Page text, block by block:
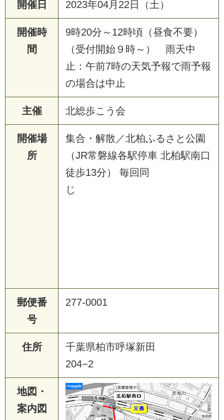
開催日 2023年04月22日（土）
開催時
間
9時20分～12時頃（昼食不要）
（受付開始９時～） 雨天中
止：午前7時の天気予報で雨予報
の場合は中止
主催 北総歩こう会
開催場
所
集合・解散／北柏ふるさと公園
（JR常磐線各駅停車 北柏駅南口
徒歩13分） 毎回同
じ
郵便番
号
277-0001
住所
千葉県柏市呼塚新田
204−2
地図・
案内図